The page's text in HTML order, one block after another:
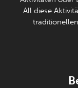
All diese